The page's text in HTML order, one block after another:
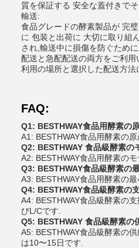
質を保証する 安全な蓋付きでそ
輸送:
食品グレードの酵素製品が 完
に 包装と出荷に 大切に取り組
され,輸送中に損傷を防ぐため
配送と急配配送の両方をご利
利用の場所と選択した配送方法
FAQ:
Q1: BESTHWAY食品用酵素の
A1: BESTHWAY食品用酵素の原
Q2: BESTHWAY 食品級酵素の
A2: BESTHWAY食品用酵素の
Q3: BESTHWAY食品級酵素の
A3: BESTHWAY食品用酵素の
Q4: BESTHWAY食品級酵素の
A4: BESTHWAY食品級酵素の
びL/Cです.
Q5: BESTHWAY 食品級酵素の
A5: BESTHWAY食品級酵素の
は10〜15日です.